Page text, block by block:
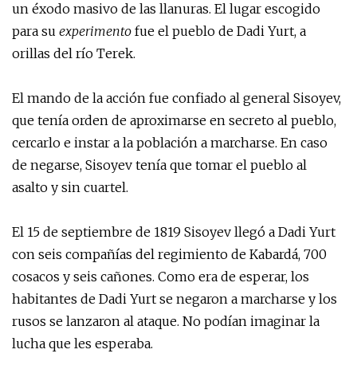
un éxodo masivo de las llanuras. El lugar escogido
para su experimento fue el pueblo de Dadi Yurt, a
orillas del río Terek.
El mando de la acción fue confiado al general Sisoyev,
que tenía orden de aproximarse en secreto al pueblo,
cercarlo e instar a la población a marcharse. En caso
de negarse, Sisoyev tenía que tomar el pueblo al
asalto y sin cuartel.
El 15 de septiembre de 1819 Sisoyev llegó a Dadi Yurt
con seis compañías del regimiento de Kabardá, 700
cosacos y seis cañones. Como era de esperar, los
habitantes de Dadi Yurt se negaron a marcharse y los
rusos se lanzaron al ataque. No podían imaginar la
lucha que les esperaba.